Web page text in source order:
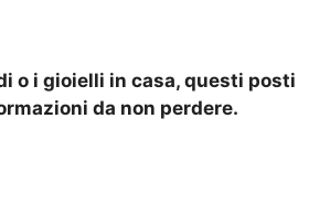
o i gioielli in casa, questi posti
da non perdere.